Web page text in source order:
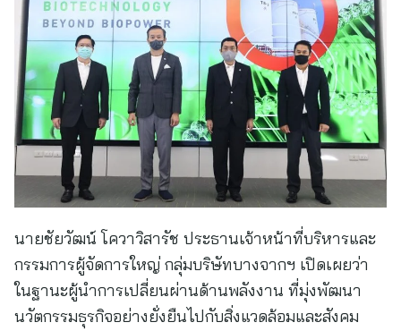
นายชัยวัฒน์ โควาวิสารัช ประธานเจ้าหน้าที่บริหารและ
กรรมการผู้จัดการใหญ่ กลุ่มบริษัทบางจากฯ เปิดเผยว่า
ในฐานะผู้นำการเปลี่ยนผ่านด้านพลังงาน ที่มุ่งพัฒนา
นวัตกรรมธุรกิจอย่างยั่งยืนไปกับสิ่งแวดล้อมและสังคม